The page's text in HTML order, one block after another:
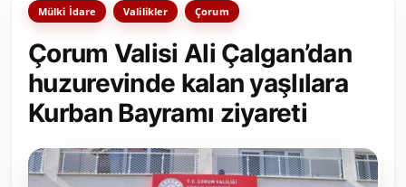
Siyasi Partiler
Yerel Yönetimler
Mülki İdare
Toplum ve Yaşam
Mülki İdare Valilikler Çorum
Çorum Valisi Ali Çalgan’dan
huzurevinde kalan yaşlılara
Kurban Bayramı ziyareti